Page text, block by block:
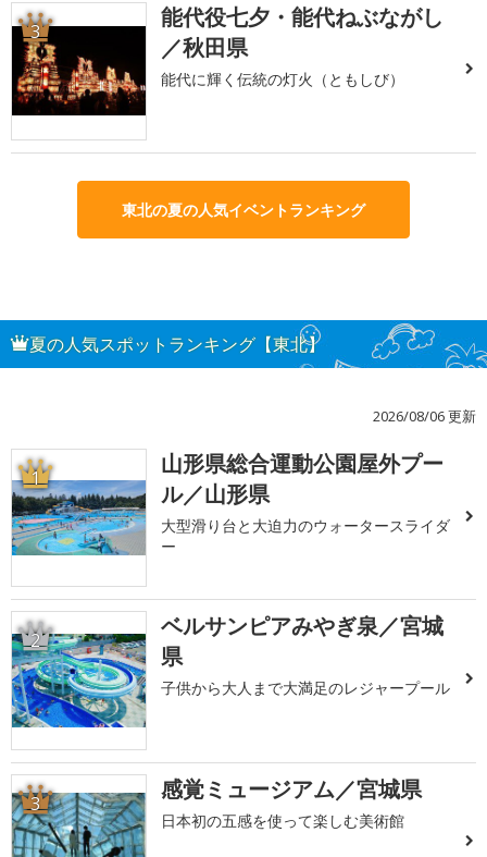
3
能代役七夕・能代ねぶながし
／秋田県
能代に輝く伝統の灯火（ともしび）
東北の夏の人気イベントランキング
夏の人気スポットランキング【東北】
2026/08/06 更新
1
山形県総合運動公園屋外プー
ル／山形県
大型滑り台と大迫力のウォータースライダ
ー
2
ベルサンピアみやぎ泉／宮城
県
子供から大人まで大満足のレジャープール
3 感覚ミュージアム／宮城県
日本初の五感を使って楽しむ美術館